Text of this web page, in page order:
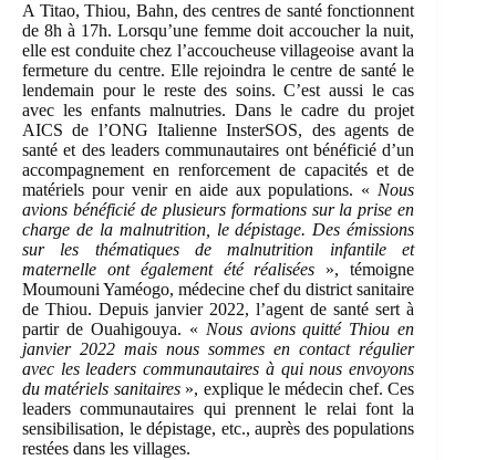
A Titao, Thiou, Bahn, des centres de santé fonctionnent
de 8h à 17h. Lorsqu’une femme doit accoucher la nuit,
elle est conduite chez l’accoucheuse villageoise avant la
fermeture du centre. Elle rejoindra le centre de santé le
lendemain pour le reste des soins. C’est aussi le cas
avec les enfants malnutries. Dans le cadre du projet
AICS de l’ONG Italienne InsterSOS, des agents de
santé et des leaders communautaires ont bénéficié d’un
accompagnement en renforcement de capacités et de
matériels pour venir en aide aux populations. « Nous
avions bénéficié de plusieurs formations sur la prise en
charge de la malnutrition, le dépistage. Des émissions
sur les thématiques de malnutrition infantile et
maternelle ont également été réalisées », témoigne
Moumouni Yaméogo, médecine chef du district sanitaire
de Thiou. Depuis janvier 2022, l’agent de santé sert à
partir de Ouahigouya. « Nous avions quitté Thiou en
janvier 2022 mais nous sommes en contact régulier
avec les leaders communautaires à qui nous envoyons
du matériels sanitaires », explique le médecin chef. Ces
leaders communautaires qui prennent le relai font la
sensibilisation, le dépistage, etc., auprès des populations
restées dans les villages.